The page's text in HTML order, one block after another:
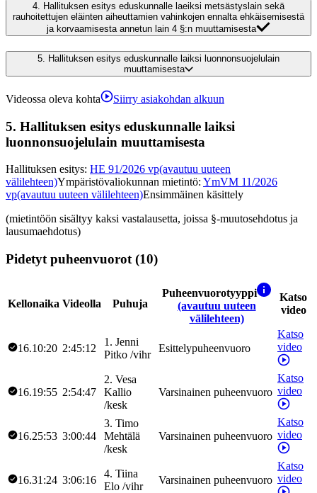
4. Hallituksen esitys eduskunnalle laeiksi metsästyslain sekä
rauhoitettujen eläinten aiheuttamien vahinkojen ennalta ehkäisemisestä
ja korvaamisesta annetun lain 4 §:n muuttamisesta
5. Hallituksen esitys eduskunnalle laiksi luonnonsuojelulain
muuttamisesta
Videossa oleva kohta Siirry asiakohdan alkuun
5. Hallituksen esitys eduskunnalle laiksi
luonnonsuojelulain muuttamisesta
Hallituksen esitys: HE 91/2026 vp(avautuu uuteen
välilehteen)Ympäristövaliokunnan mietintö: YmVM 11/2026
vp(avautuu uuteen välilehteen)Ensimmäinen käsittely
(mietintöön sisältyy kaksi vastalausetta, joissa §-muutosehdotus ja
lausumaehdotus)
Pidetyt puheenvuorot (10)
Kellonaika Videolla Puhuja
Puheenvuorotyyppi
(avautuu uuteen
välilehteen)
Katso
video
16.10:20 2:45:12
1 . Jenni
Pitko /vihr
Esittelypuheenvuoro
Katso
video
16.19:55 2:54:47
2. Vesa
Kallio
/kesk
Varsinainen puheenvuoro
Katso
video
16.25:53 3:00:44
3. Timo
Mehtälä
/kesk
Varsinainen puheenvuoro
Katso
video
16.31:24 3:06:16
4. Tiina
Elo /vihr
Varsinainen puheenvuoro
Katso
video